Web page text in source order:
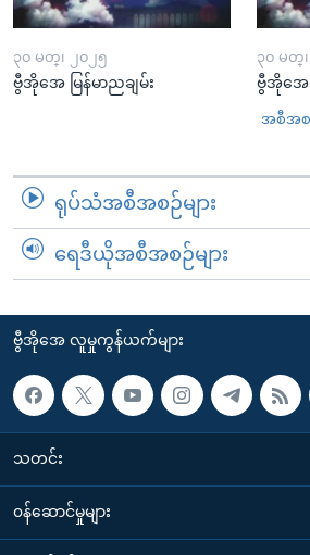
၃၀ မတ္၊ ၂၀၂၅
ဗွီအိုအေ မြန်မာညချမ်း
၃၀ မတ္
ဗွီအိုအေ
အစီအစ
ရုပ်သံအစီအစဉ်များ
ရေဒီယိုအစီအစဉ်များ
ဗွီအိုအေ လူမှုကွန်ယက်များ
သတင်း
၀န်ဆောင်မှုများ